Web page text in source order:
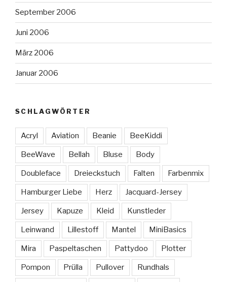
September 2006
Juni 2006
März 2006
Januar 2006
SCHLAGWÖRTER
Acryl Aviation Beanie BeeKiddi
BeeWave Bellah Bluse Body
Doubleface Dreieckstuch Falten Farbenmix
Hamburger Liebe Herz Jacquard-Jersey
Jersey Kapuze Kleid Kunstleder
Leinwand Lillestoff Mantel MiniBasics
Mira Paspeltaschen Pattydoo Plotter
Pompon Prülla Pullover Rundhals